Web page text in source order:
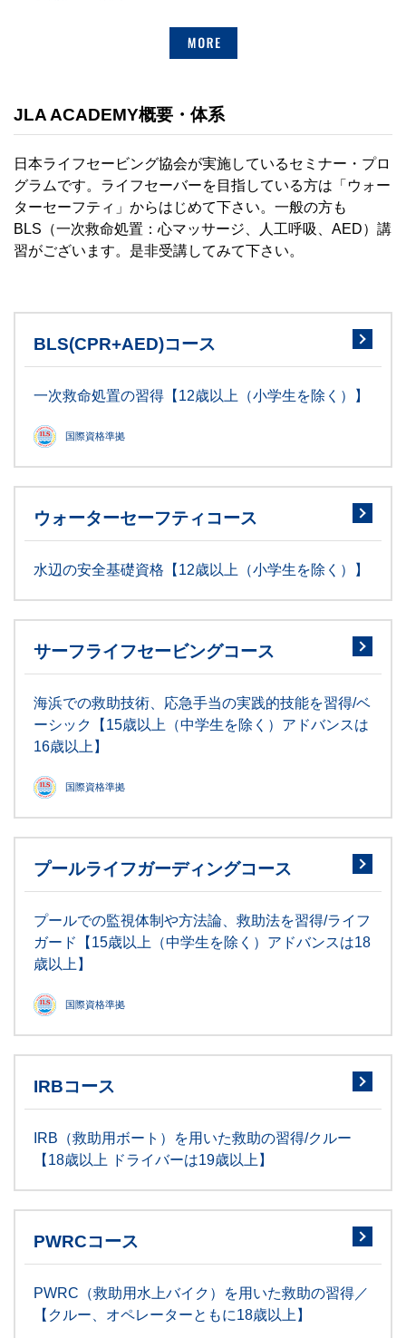
JLA ACADEMY概要・体系
日本ライフセービング協会が実施しているセミナー・プロ
グラムです。ライフセーバーを目指している方は「ウォー
ターセーフティ」からはじめて下さい。一般の方も
BLS（一次救命処置：心マッサージ、人工呼吸、AED）講
習がございます。是非受講してみて下さい。
BLS(CPR+AED)コース
一次救命処置の習得【12歳以上（小学生を除く）】
国際資格準拠
ウォーターセーフティコース
水辺の安全基礎資格【12歳以上（小学生を除く）】
サーフライフセービングコース
海浜での救助技術、応急手当の実践的技能を習得/ベ
ーシック【15歳以上（中学生を除く）アドバンスは
16歳以上】
国際資格準拠
プールライフガーディングコース
プールでの監視体制や方法論、救助法を習得/ライフ
ガード【15歳以上（中学生を除く）アドバンスは18
歳以上】
国際資格準拠
IRBコース
IRB（救助用ボート）を用いた救助の習得/クルー
【18歳以上 ドライバーは19歳以上】
PWRCコース
PWRC（救助用水上バイク）を用いた救助の習得／
【クルー、オペレーターともに18歳以上】